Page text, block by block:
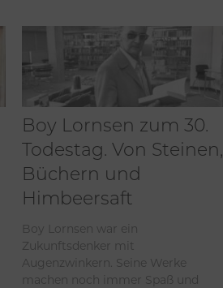
Boy Lornsen zum 30.
Todestag. Von Steinen,
Büchern und
Himbeersaft
Boy Lornsen war ein
Zukunftsdenker mit
Augenzwinkern. Seine Werke
machen noch immer Spaß und